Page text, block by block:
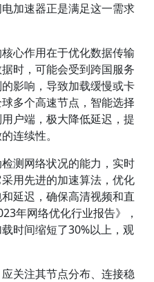
加速器正是满足这一需求
心作用在于优化数据传输
时，可能会受到跨国服务
影响，导致加载缓慢或卡
多个高速节点，智能选择
户端，极大降低延迟，提
连续性。
测网络状况的能力，实时
用先进的加速算法，优化
延迟，确保高清视频和直
年网络优化行业报告》，
时间缩短了30%以上，观
关注其节点分布、连接稳